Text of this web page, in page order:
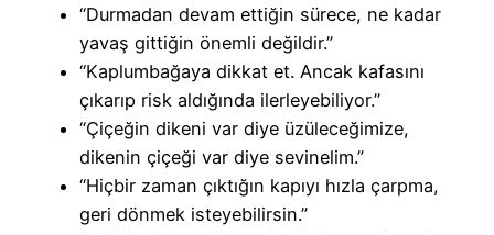
“Durmadan devam ettiğin sürece, ne kadar
yavaş gittiğin önemli değildir.”
“Kaplumbağaya dikkat et. Ancak kafasını
çıkarıp risk aldığında ilerleyebiliyor.”
“Çiçeğin dikeni var diye üzüleceğimize,
dikenin çiçeği var diye sevinelim.”
“Hiçbir zaman çıktığın kapıyı hızla çarpma,
geri dönmek isteyebilirsin.”